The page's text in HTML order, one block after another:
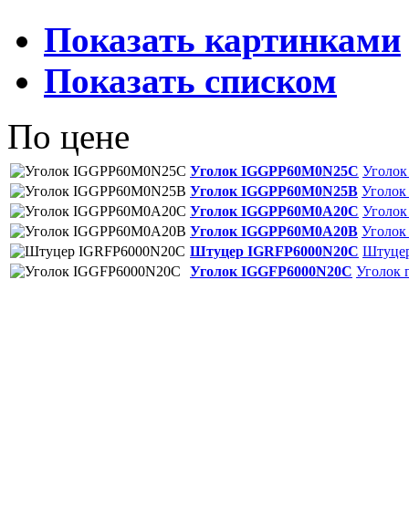
Показать картинками
Показать списком
По цене
Уголок IGGPP60M0N25C
Уголок IGGPP60M0N25B
Уголок IGGPP60M0A20C
Уголок IGGPP60M0A20B
Штуцер IGRFP6000N20C
Уголок IGGFP6000N20C Уголок